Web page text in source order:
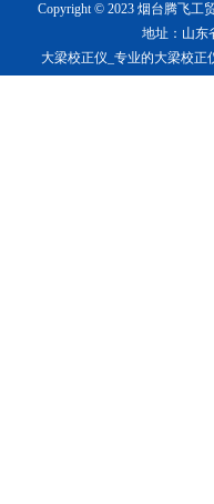
Copyright © 2023 烟台腾飞工
地址：山东
大梁校正仪_专业的大梁校